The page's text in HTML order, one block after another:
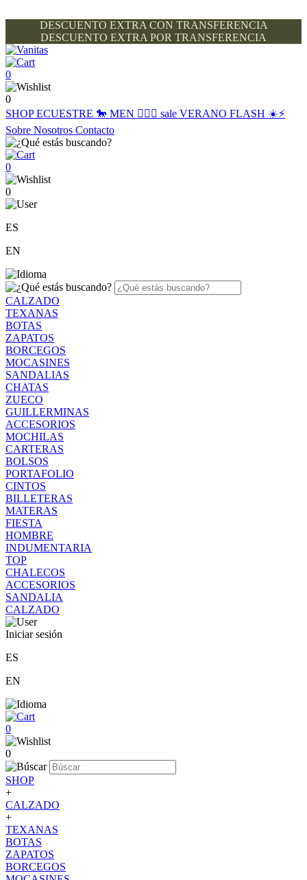
DESCUENTO EXTRA CON TRANSFERENCIA
DESCUENTO EXTRA POR TRANSFERENCIA
0
0
SHOPECUESTRE 🐎 MEN 🙋🏽‍♂️ sale VERANO FLASH ☀️⚡️
Sobre Nosotros Contacto
0
0
ES
EN
CALZADO
TEXANAS
BOTAS
ZAPATOS
BORCEGOS
MOCASINES
SANDALIAS
CHATAS
ZUECO
GUILLERMINAS
ACCESORIOS
MOCHILAS
CARTERAS
BOLSOS
PORTAFOLIO
CINTOS
BILLETERAS
MATERAS
FIESTA
HOMBRE
INDUMENTARIA
TOP
CHALECOS
ACCESORIOS
SANDALIA
CALZADO
Iniciar sesión
ES
EN
0
0
SHOP
+
CALZADO
+
TEXANAS
BOTAS
ZAPATOS
BORCEGOS